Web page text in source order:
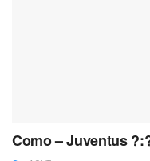
Como – Juventus